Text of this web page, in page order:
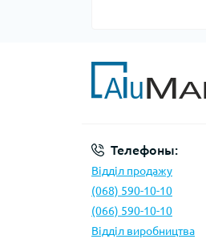
Телефоны:
Відділ продажу
(068) 590-10-10
(066) 590-10-10
Відділ виробництва